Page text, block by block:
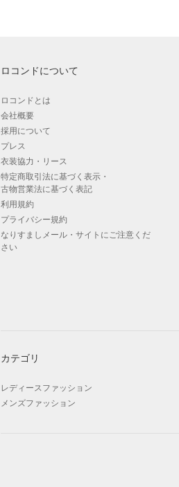
ロコンドについて
ロコンドとは
会社概要
採用について
プレス
衣装協力・リース
特定商取引法に基づく表示・
古物営業法に基づく表記
利用規約
プライバシー規約
なりすましメール・サイトにご注意くだ
さい
カテゴリ
レディースファッション
メンズファッション